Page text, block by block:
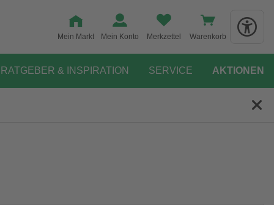
Mein Markt Mein Konto Merkzettel Warenkorb
RATGEBER & INSPIRATION SERVICE AKTIONEN